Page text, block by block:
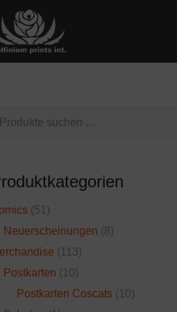
(51)
Neuerscheinungen (8)
(113)
Postkarten (10)
Postkarten Coscats (10)